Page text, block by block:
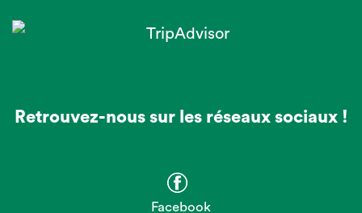
Retrouvez-nous sur les réseaux sociaux !
Facebook